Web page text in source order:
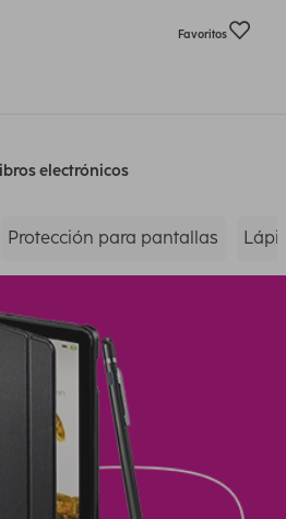
Favoritos
electrónicos
Protección para pantallas